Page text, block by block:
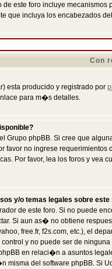
de este foro incluye
que incluya los encabezados
Con
esta producido y registrado por
para m�s detalles.
Grupo phpBB. Si cree que
favor no ingrese
Por favor, lea los foros y vea
y/o temas legales sobre este
de este foro. Si no puede
Si aun as� no obtiene
free.fr, f2s.com, etc.), el
y no puede ser de
en relaci�n a asuntos
misma del software phpBB. Si